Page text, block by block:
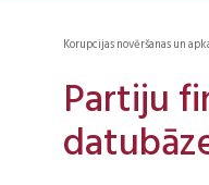
Korupcijas novēršanas un
Partiju